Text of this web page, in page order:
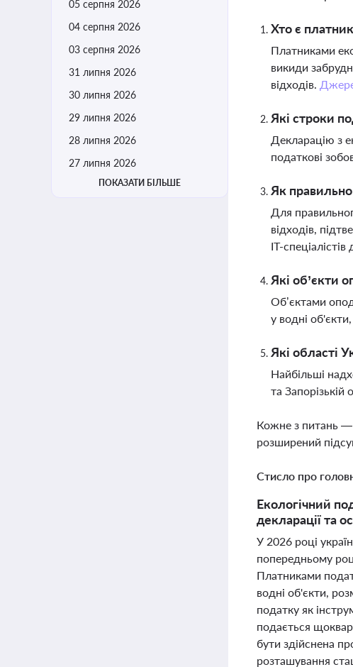
05 серпня 2026
04 серпня 2026
03 серпня 2026
31 липня 2026
30 липня 2026
29 липня 2026
28 липня 2026
27 липня 2026
ПОКАЗАТИ БІЛЬШЕ
Хто є
Платниками
викиди
відходів.
Які строки
Декларацію з
податкові
Як правильно
Для
відходів,
ІТ-
Які об’єкти
Об’єктами
у водні
Які області
Найбільші
та Запорізькій
Кожне з питань —
розширений
Стисло про
Екологічний
декларації та
У 2026 році
попередньому
Платниками
водні об'єкти,
податку як
подається
бути здійснена
розташування